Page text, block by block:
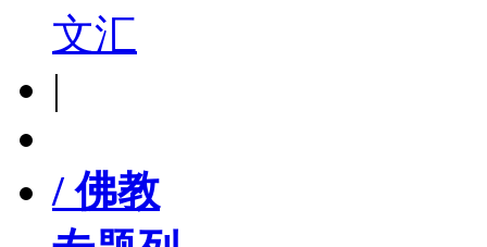
文汇
|
/ 佛教